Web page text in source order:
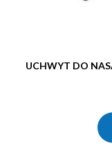
UCHWYT DO NASADEK KWADRAT 1/4″, L=50MM, SZT.5